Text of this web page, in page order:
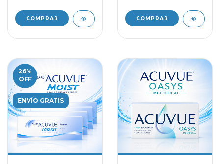
COMPRAR COMPRAR
26%
OFF
ENVÍO GRATIS